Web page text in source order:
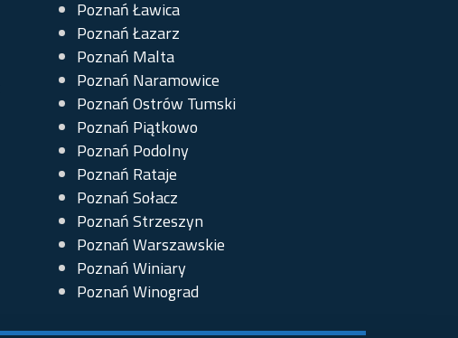
Poznań Ławica
Poznań Łazarz
Poznań Malta
Poznań Naramowice
Poznań Ostrów Tumski
Poznań Piątkowo
Poznań Podolny
Poznań Rataje
Poznań Sołacz
Poznań Strzeszyn
Poznań Warszawskie
Poznań Winiary
Poznań Winograd